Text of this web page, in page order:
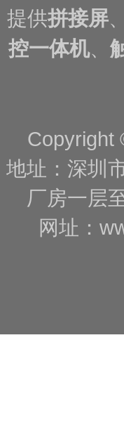
提供拼接屏、
控一体机、
Copyright
地址：深圳
厂房一层
网址：